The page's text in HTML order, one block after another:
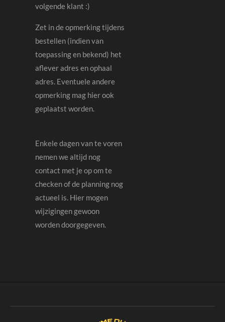
volgende klant :)
Zet in de opmerking tijdens
bestellen (indien van
toepassing en bekend) het
aflever adres en ophaal
adres. Eventuele andere
opmerking mag hier ook
geplaatst worden.
Enkele dagen van te voren
nemen we altijd nog
contact met je op om te
checken of de planning nog
actueel is. Hier mogen
wijzigingen gewoon
worden doorgegeven.